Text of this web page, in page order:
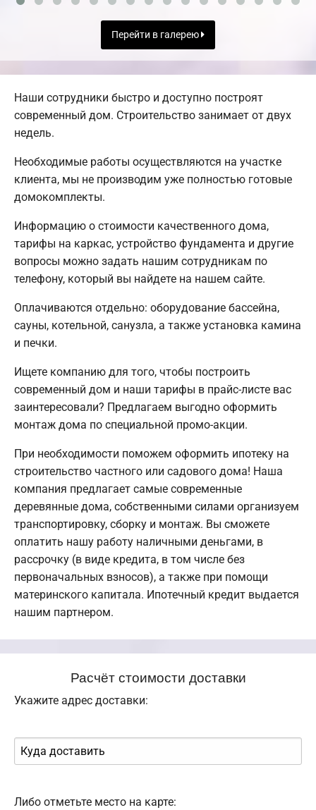
Перейти в галерею
Наши сотрудники быстро и доступно построят
современный дом. Строительство занимает от двух
недель.
Необходимые работы осуществляются на участке
клиента, мы не производим уже полностью готовые
домокомплекты.
Информацию о стоимости качественного дома,
тарифы на каркас, устройство фундамента и другие
вопросы можно задать нашим сотрудникам по
телефону, который вы найдете на нашем сайте.
Оплачиваются отдельно: оборудование бассейна,
сауны, котельной, санузла, а также установка камина
и печки.
Ищете компанию для того, чтобы построить
современный дом и наши тарифы в прайс-листе вас
заинтересовали? Предлагаем выгодно оформить
монтаж дома по специальной промо-акции.
При необходимости поможем оформить ипотеку на
строительство частного или садового дома! Наша
компания предлагает самые современные
деревянные дома, собственными силами организуем
транспортировку, сборку и монтаж. Вы сможете
оплатить нашу работу наличными деньгами, в
рассрочку (в виде кредита, в том числе без
первоначальных взносов), а также при помощи
материнского капитала. Ипотечный кредит выдается
нашим партнером.
Расчёт стоимости доставки
Укажите адрес доставки:
Либо отметьте место на карте: